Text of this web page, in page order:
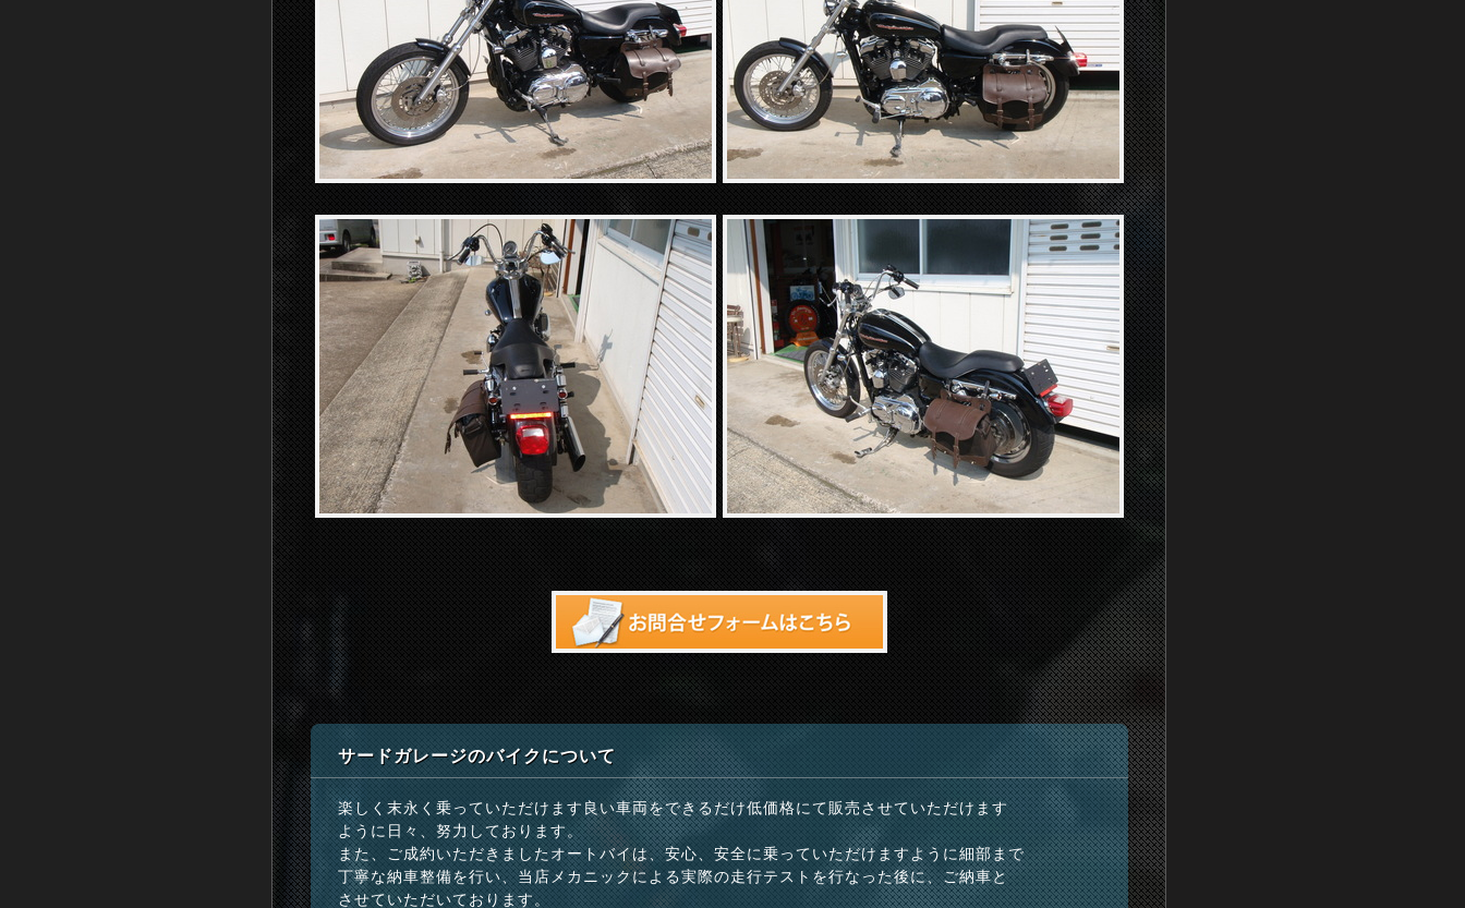
サードガレージのバイクについて
楽しく末永く乗っていただけます良い車両をできるだけ低価格にて販売させていただけます
ように日々、努力しております。
また、ご成約いただきましたオートバイは、安心、安全に乗っていただけますように細部まで
丁寧な納車整備を行い、当店メカニックによる実際の走行テストを行なった後に、ご納車と
させていただいております。